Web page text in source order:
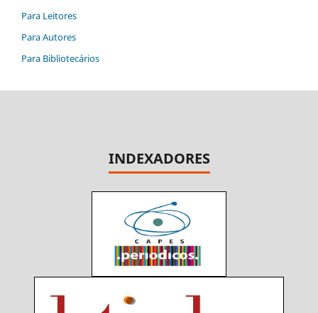
Para Leitores
Para Autores
Para Bibliotecários
INDEXADORES